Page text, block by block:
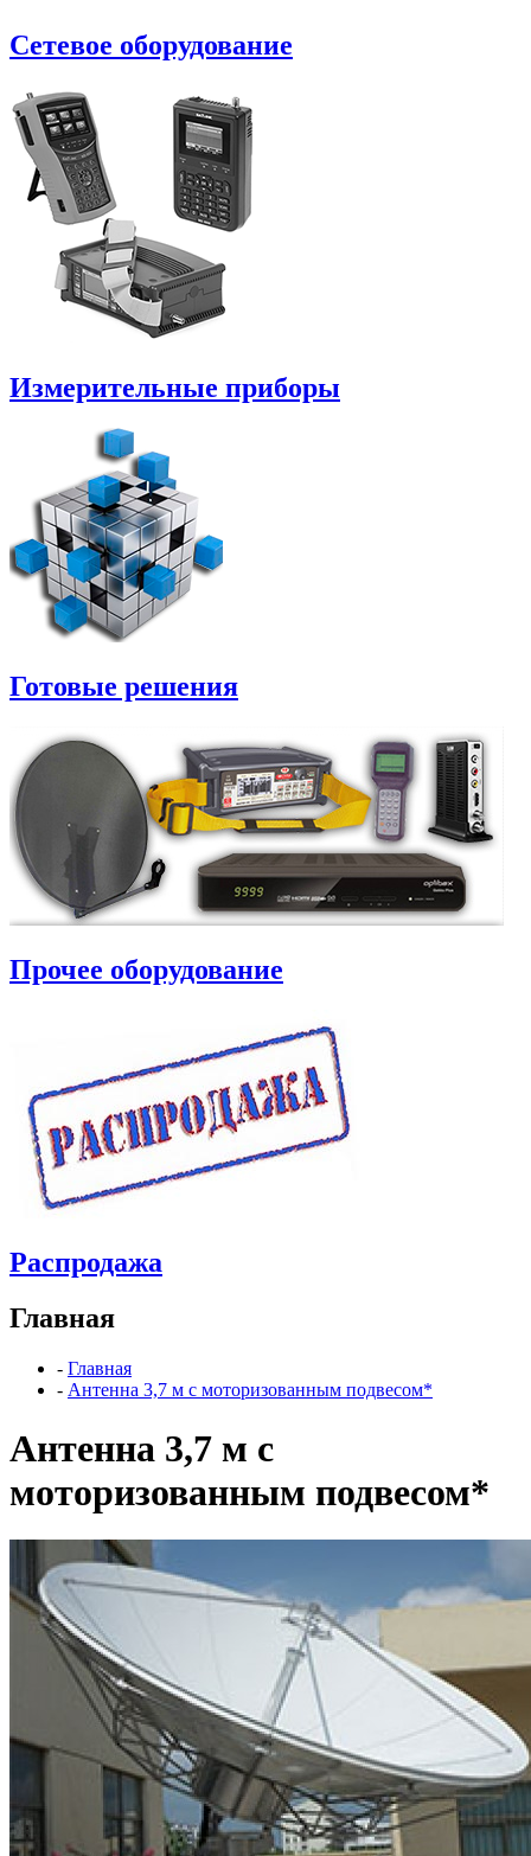
Сетевое оборудование
Измерительные приборы
Готовые решения
Прочее оборудование
Распродажа
Главная
- Главная
- Антенна 3,7 м с моторизованным подвесом*
Антенна 3,7 м с
моторизованным подвесом*